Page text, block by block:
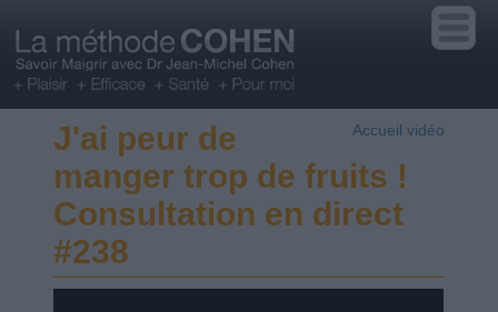
Accueil vidéo
J'ai peur de
manger trop de fruits !
Consultation en direct
#238